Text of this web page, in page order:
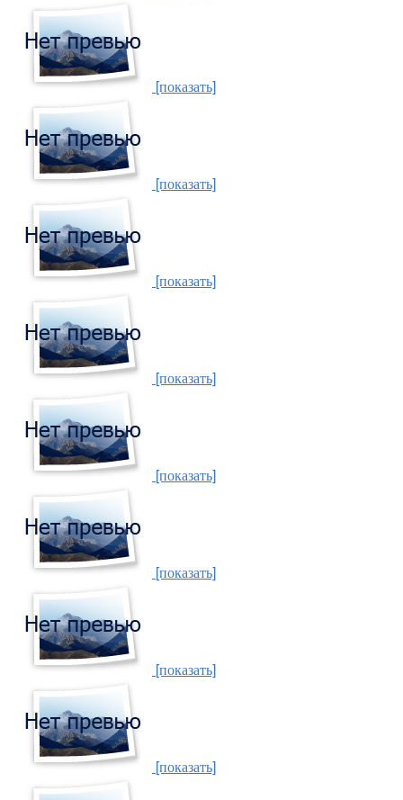
[показать]
[показать]
[показать]
[показать]
[показать]
[показать]
[показать]
[показать]